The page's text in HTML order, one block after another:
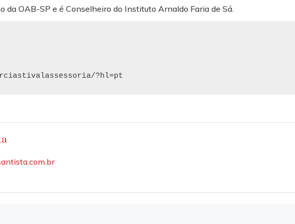
da OAB-SP e é Conselheiro do Instituto Arnaldo Faria de Sá.
?hl=pt